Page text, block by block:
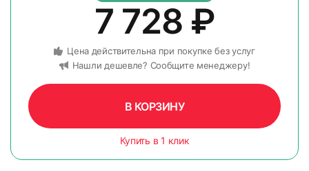
7 728 ₽
Цена действительна при покупке без услуг
Нашли дешевле? Сообщите менеджеру!
В КОРЗИНУ
Купить в 1 клик